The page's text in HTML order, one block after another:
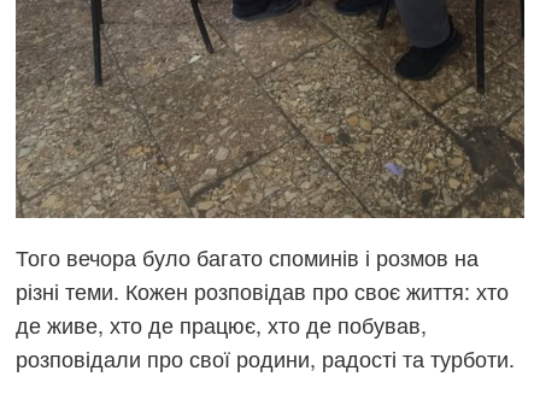
Того вечора було багато споминів і розмов на
різні теми. Кожен розповідав про своє життя: хто
де живе, хто де працює, хто де побував,
розповідали про свої родини, радості та турботи.